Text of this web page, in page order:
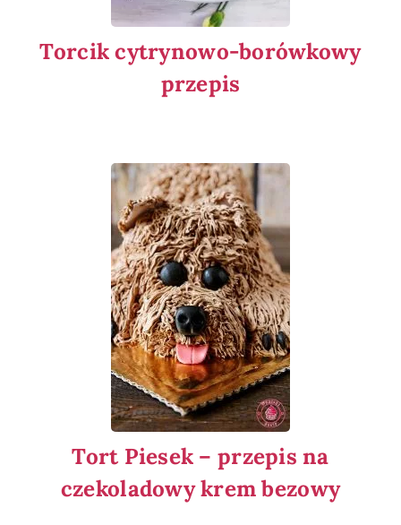
Torcik cytrynowo-borówkowy
przepis
Tort Piesek – przepis na
czekoladowy krem bezowy